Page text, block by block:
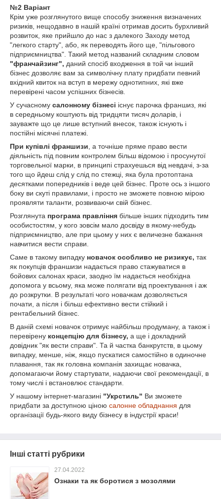
№2 Варіант
Крім уже розглянутого вище способу зниження визначених
ризиків, нещодавно в нашій країні отримав досить бурхливий
розвиток, яке прийшло до нас з далекого Заходу метод
"легкого старту", або, як переводять його ще, "пільгового
підприємництва". Такий метод названий складним словом
"франчайзинг", даний спосіб входження в той чи інший
бізнес дозволяє вам за символічну плату придбати певний
вхідний квиток на вступ в мережу однотипних, які вже
перевірені часом успішних бізнесів.
У сучасному салонному бізнесі існує парочка франшиз, які
в середньому коштують від тридцяти тисяч доларів, і
зауважте що це лише вступний внесок, також існують і
постійні місячні платежі.
При купівлі франшизи , а точніше пряме право вести
діяльність під повним контролем більш відомою і просунутої
торговельної марки, в принципі страхуешься від невдачі, з-за
того що йдеш слід у слід по стежці, яка була протоптана
десятками попередників і веде цей бізнес. Проте ось з іншого
боку ви скуті правилами, і просто не зможете повною мірою
проявляти таланти, розвиваючи свій бізнес.
Розглянута програма правління більше інших підходить тим
особистостям, у кого зовсім мало досвіду в якому-небудь
підприємництво, але при цьому у них є величезне бажання
навчитися вести справи.
Саме в такому випадку новачок особливо не ризикує, так
як покупців франшизи надається право стажуватися в
бойових салонах краси, заодно їм надається необхідна
допомога у всьому, яка може полягати від проектування і аж
до розкрутки. В результаті чого новачкам дозволяється
почати, а після і більш ефективно вести стійкий і
рентабельний бізнес.
В даній схемі новачок отримує найбільш продуману, а також і
перевірену концепцію для бізнесу, а ще і докладний
довідник "як вести справи". Та й частка банкрутств, в цьому
випадку, менше, ніж, якщо пускатися самостійно в одиночне
плавання, так як головна компанія захищає новачка,
допомагаючи йому стартувати, надаючи свої рекомендації, в
тому числі і встановлює стандарти.
У нашому інтернет-магазині "Укрстиль" Ви зможете
придбати за доступною ціною салонне обладнання для
організації будь-якого виду бізнесу в індустрії краси!
Інші статті рубрики
27.04.2022
Ознаки та як боротися з мозолями